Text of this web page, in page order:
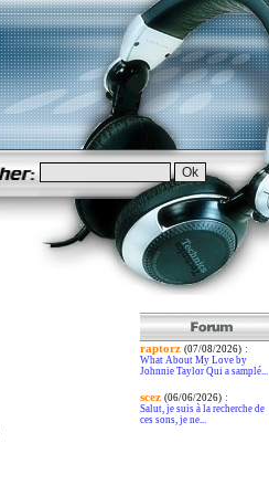
raptorz (07/08/2026):
What About My Love by
Johnnie Taylor Qui a samplé...
scez (06/06/2026):
Salut, je suis à la recherche de
ces sons, je ne...